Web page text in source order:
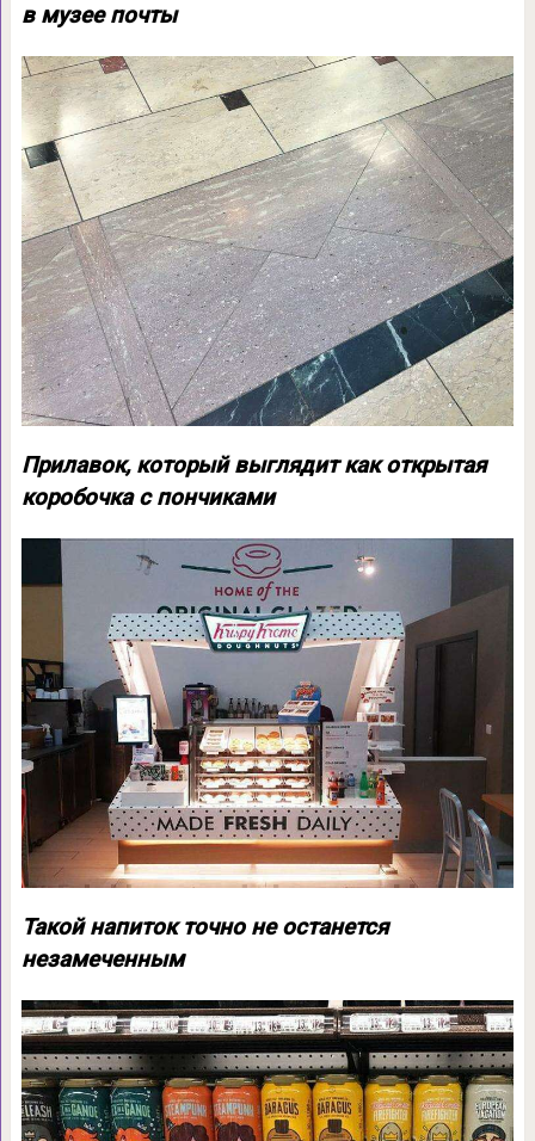
в музее почты
Прилавок, который выглядит как открытая
коробочка с пончиками
Такой напиток точно не останется
незамеченным